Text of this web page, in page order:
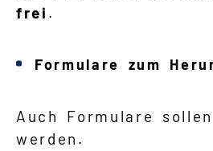
frei .
Formulare zum
Auch Formulare
werden.